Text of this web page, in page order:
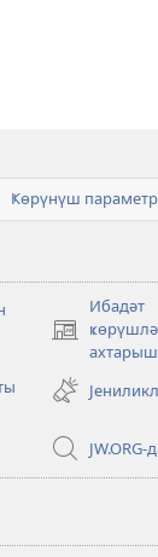
Ҝөрүнүш
Ибадәт
(opens
window)